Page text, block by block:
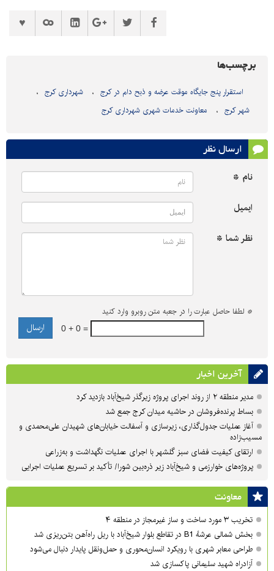
برچسب‌ها
استقرار پنج جایگاه موقت عرضه و ذبح دام در کرج
شهرداری کرج
شهر کرج
معاونت خدمات شهری شهرداری کرج
ارسال نظر
نام *
ایمیل
نظر شما *
* لطفا حاصل عبارت را در جعبه متن روبرو وارد کنید
0 + 0 =
آخرین اخبار
مدیر منطقه ۲ از روند اجرای پروژه زیرگذر شیخ‌آباد بازدید کرد
بساط پرنده‌فروشان در حاشیه میدان کرج جمع شد
آغاز عملیات جدول‌گذاری، زیرسازی و آسفالت خیابان‌های شهیدان علی‌محمدی و
مسیب‌زاده
ارتقای کیفیت فضای سبز گلشهر با اجرای عملیات نگهداشت و به‌زراعی
پروژه‌های خوارزمی و شیخ‌آباد زیر ذره‌بین شورا/ تأکید بر تسریع عملیات اجرایی
معاونت
تخریب ۳ مورد ساخت و ساز غیرمجاز در منطقه ۴
بخش شمالی عرشهٔ B1 در تقاطع بلوار شیخ‌آباد با ریل راه‌آهن بتن‌ریزی شد
طراحی معابر شهری با رویکرد انسان‌محوری و حمل‌ونقل پایدار دنبال می‌شود
آزادراه شهید سلیمانی پاکسازی شد